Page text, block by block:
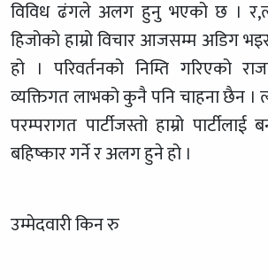
विविध ढंगले अलग हुनु भएको छ । र,त्यो
हिजोको हाम्रो विचार आजसम्म अडिग
हो । परिवर्तनको निम्ति गरिएको
व्यक्तिगत लाभको कुनै पनि चाहना छैन ।
परम्परागत पार्टीजस्तो हाम्रो
बहिष्कार गर्ने र अलग हुने हो ।
उम्मेदवारी किन रु